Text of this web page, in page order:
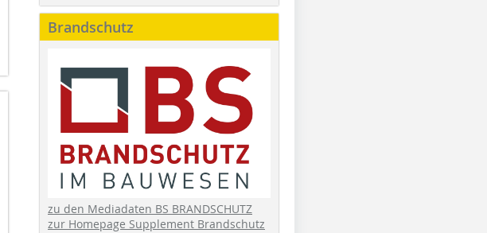
Brandschutz
zu den Mediadaten BS BRANDSCHUTZ
zur Homepage Supplement Brandschutz